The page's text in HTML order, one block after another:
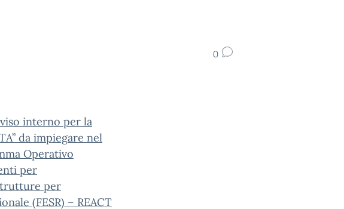
0
interno per la
da impiegare nel
Operativo
per
per
(FESR) – REACT